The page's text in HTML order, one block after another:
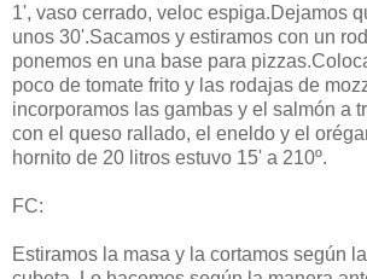
1', vaso cerrado, veloc espiga.Dejamos
unos 30'.Sacamos y estiramos con un
ponemos en una base para
poco de tomate frito y las rodajas de
incorporamos las gambas y el salmón a
con el queso rallado, el eneldo y el
hornito de 20 litros estuvo 15' a 210º.
FC:
Estiramos la masa y la cortamos según